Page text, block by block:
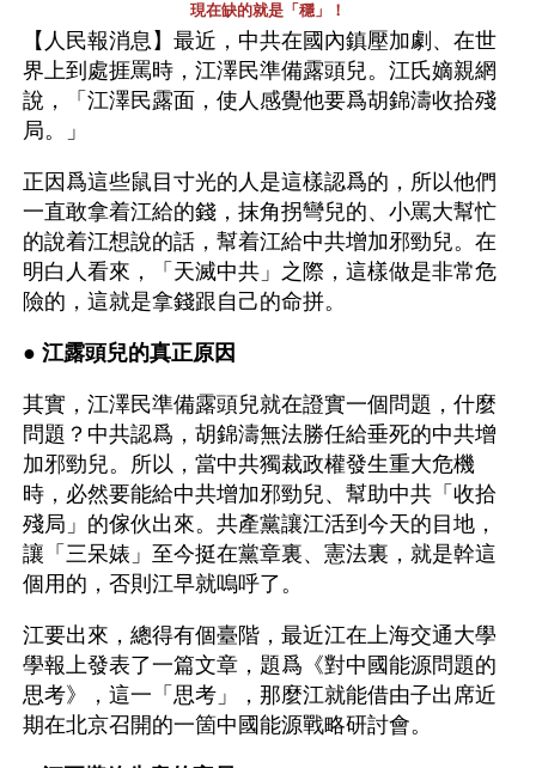
現在缺的就是「穩」！
【人民報消息】最近，中共在國內鎮壓加劇、在世
界上到處捱罵時，江澤民準備露頭兒。江氏嫡親網
說，「江澤民露面，使人感覺他要爲胡錦濤收拾殘
局。」
正因爲這些鼠目寸光的人是這樣認爲的，所以他們
一直敢拿着江給的錢，抹角拐彎兒的、小罵大幫忙
的說着江想說的話，幫着江給中共增加邪勁兒。在
明白人看來，「天滅中共」之際，這樣做是非常危
險的，這就是拿錢跟自己的命拼。
● 江露頭兒的真正原因
其實，江澤民準備露頭兒就在證實一個問題，什麼
問題？中共認爲，胡錦濤無法勝任給垂死的中共增
加邪勁兒。所以，當中共獨裁政權發生重大危機
時，必然要能給中共增加邪勁兒、幫助中共「收拾
殘局」的傢伙出來。共產黨讓江活到今天的目地，
讓「三呆婊」至今挺在黨章裏、憲法裏，就是幹這
個用的，否則江早就嗚呼了。
江要出來，總得有個臺階，最近江在上海交通大學
學報上發表了一篇文章，題爲《對中國能源問題的
思考》，這一「思考」，那麼江就能借由子出席近
期在北京召開的一箇中國能源戰略研討會。